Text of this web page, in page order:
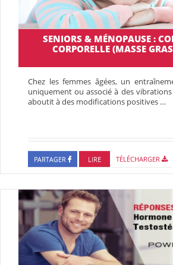
SENIORS & MÉNOPAUSE :
CORPORELLE (MASSE
Chez les femmes âgées, un
uniquement ou associé à des
aboutit à des modifications positives …
PARTAGER LIRE TÉLÉCHARGER